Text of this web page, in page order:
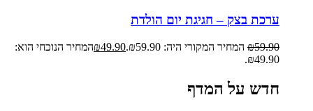
ערכת בצק – חגיגת יום הולדת
₪59.90 המחיר המקורי היה: ₪59.90. ₪49.90
המחיר הנוכחי הוא:
₪49.90.
חדש על המדף